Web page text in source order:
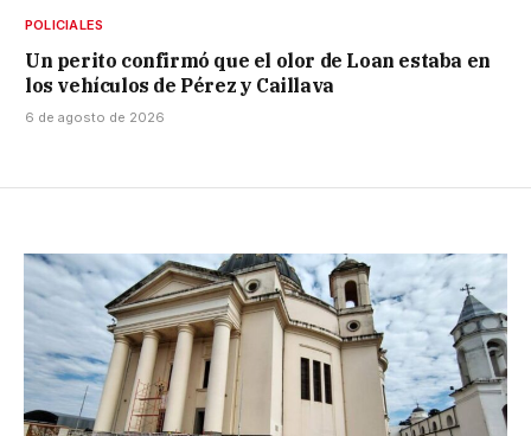
POLICIALES
Un perito confirmó que el olor de Loan estaba en
los vehículos de Pérez y Caillava
6 de agosto de 2026